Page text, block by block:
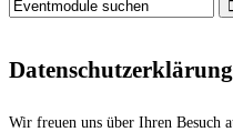
Datenschutzerklärung
Wir freuen uns über Ihren Besuch